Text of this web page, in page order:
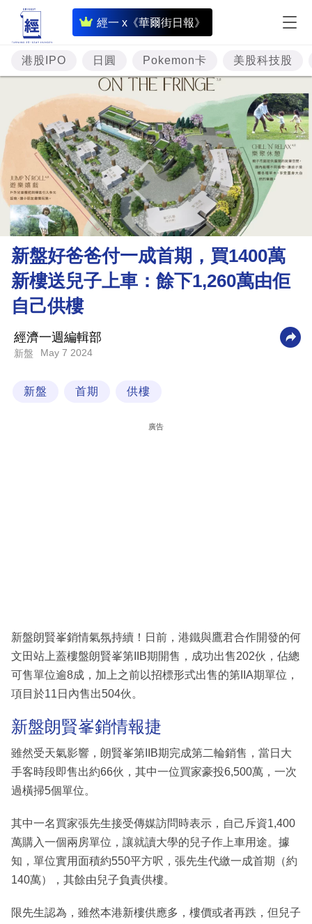
經一 x《華爾街日報》
即
時
財
經
專
題
投
資
樓
市
理
財
商
科
技
場
港股IPO 日圓 Pokemon卡 美股科技股
新盤好爸爸付一成首期，買1400萬
新樓送兒子上車：餘下1,260萬由佢
自己供樓
經濟一週編輯部
新盤 May 7 2024
新盤 首期 供樓
廣告
新盤朗賢峯銷情氣氛持續！日前，港鐵與鷹君合作開發的何
文田站上蓋樓盤朗賢峯第IIB期開售，成功出售202伙，佔總
可售單位逾8成，加上之前以招標形式出售的第IIA期單位，
項目於11日內售出504伙。
新盤朗賢峯銷情報捷
雖然受天氣影響，朗賢峯第IIB期完成第二輪銷售，當日大
手客時段即售出約66伙，其中一位買家豪投6,500萬，一次
過橫掃5個單位。
其中一名買家張先生接受傳媒訪問時表示，自己斥資1,400
萬購入一個兩房單位，讓就讀大學的兒子作上車用途。據
知，單位實用面積約550平方呎，張先生代繳一成首期（約
140萬），其餘由兒子負責供樓。
限先生認為，雖然本港新樓供應多，樓價或者再跌，但兒子